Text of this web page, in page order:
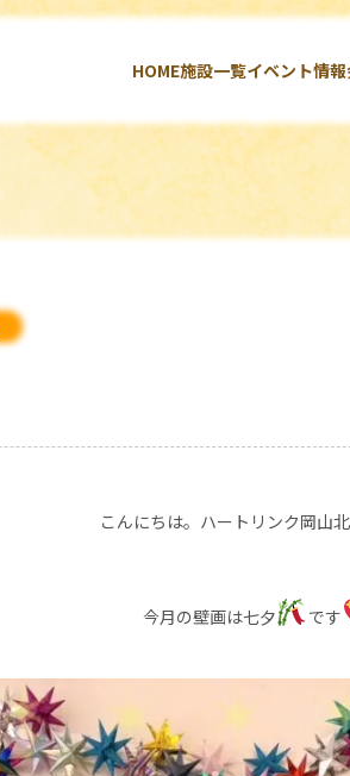
HOME施設一覧イベント情報
こんにちは。ハートリンク岡山
今月の壁画は七夕 です